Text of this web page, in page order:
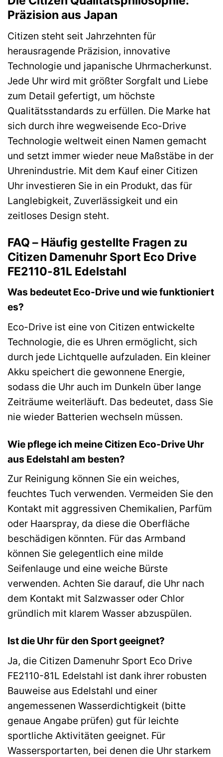
Präzision aus Japan
Citizen steht seit Jahrzehnten für
herausragende Präzision, innovative
Technologie und japanische Uhrmacherkunst.
Jede Uhr wird mit größter Sorgfalt und Liebe
zum Detail gefertigt, um höchste
Qualitätsstandards zu erfüllen. Die Marke hat
sich durch ihre wegweisende Eco-Drive
Technologie weltweit einen Namen gemacht
und setzt immer wieder neue Maßstäbe in der
Uhrenindustrie. Mit dem Kauf einer Citizen
Uhr investieren Sie in ein Produkt, das für
Langlebigkeit, Zuverlässigkeit und ein
zeitloses Design steht.
FAQ – Häufig gestellte Fragen zu
Citizen Damenuhr Sport Eco Drive
FE2110-81L Edelstahl
Was bedeutet Eco-Drive und wie funktioniert
es?
Eco-Drive ist eine von Citizen entwickelte
Technologie, die es Uhren ermöglicht, sich
durch jede Lichtquelle aufzuladen. Ein kleiner
Akku speichert die gewonnene Energie,
sodass die Uhr auch im Dunkeln über lange
Zeiträume weiterläuft. Das bedeutet, dass Sie
nie wieder Batterien wechseln müssen.
Wie pflege ich meine Citizen Eco-Drive Uhr
aus Edelstahl am besten?
Zur Reinigung können Sie ein weiches,
feuchtes Tuch verwenden. Vermeiden Sie den
Kontakt mit aggressiven Chemikalien, Parfüm
oder Haarspray, da diese die Oberfläche
beschädigen könnten. Für das Armband
können Sie gelegentlich eine milde
Seifenlauge und eine weiche Bürste
verwenden. Achten Sie darauf, die Uhr nach
dem Kontakt mit Salzwasser oder Chlor
gründlich mit klarem Wasser abzuspülen.
Ist die Uhr für den Sport geeignet?
Ja, die Citizen Damenuhr Sport Eco Drive
FE2110-81L Edelstahl ist dank ihrer robusten
Bauweise aus Edelstahl und einer
angemessenen Wasserdichtigkeit (bitte
genaue Angabe prüfen) gut für leichte
sportliche Aktivitäten geeignet. Für
Wassersportarten, bei denen die Uhr starkem